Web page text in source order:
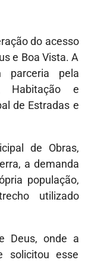
do acesso
e Boa Vista. A
parceria pela
Habitação e
de Estradas e
de Obras,
a demanda
população,
utilizado
Deus, onde a
solicitou esse